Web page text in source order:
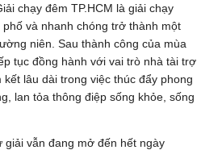
chạy đêm TP.HCM là giải chạy
và nhanh chóng trở thành một
niên. Sau thành công của mùa
tục đồng hành với vai trò nhà tài trợ
lâu dài trong việc thúc đẩy phong
lan tỏa thông điệp sống khỏe, sống
giải vẫn đang mở đến hết ngày